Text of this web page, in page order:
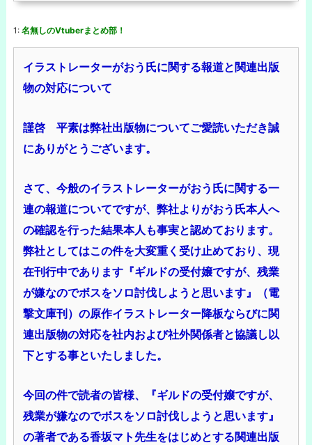
1: 名無しのVtuberまとめ部！
イラストレーターがおう氏に関する報道と関連出版
物の対応について
謹啓 平素は弊社出版物についてご愛読いただき誠
にありがとうございます。
さて、今般のイラストレーターがおう氏に関する一
連の報道についてですが、弊社よりがおう氏本人へ
の確認を行った結果本人も事実と認めております。
弊社としてはこの件を大変重く受け止めており、現
在刊行中であります『ギルドの受付嬢ですが、残業
が嫌なのでボスをソロ討伐しようと思います』（電
撃文庫刊）の原作イラストレーター降板ならびに関
連出版物の対応を社内および社外関係者と協議し以
下とする事といたしました。
今回の件で読者の皆様、『ギルドの受付嬢ですが、
残業が嫌なのでボスをソロ討伐しようと思います』
の著者である香坂マト先生をはじめとする関連出版